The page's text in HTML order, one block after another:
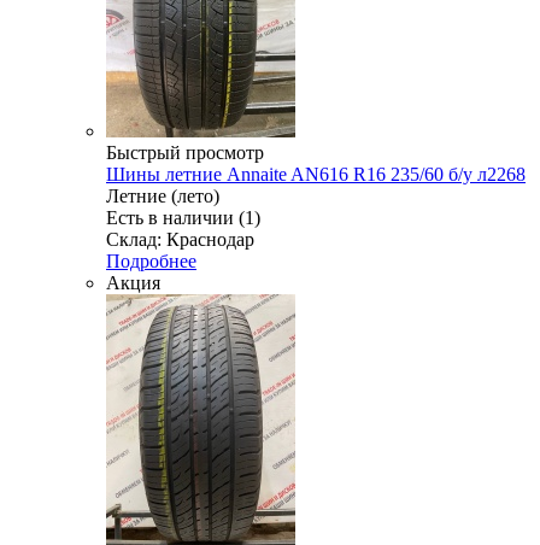
Быстрый просмотр
Шины летние Annaite AN616 R16 235/60 б/у л2268
Летние (лето)
Есть в наличии (1)
Склад: Краснодар
Подробнее
Акция